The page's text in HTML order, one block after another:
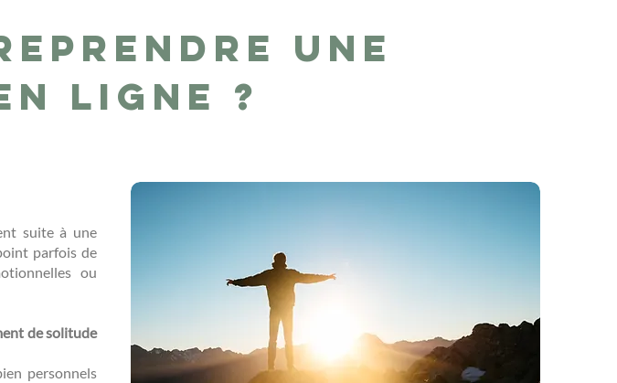
une
ligne ?
suite à une
parfois de
ou
de solitude
personnels